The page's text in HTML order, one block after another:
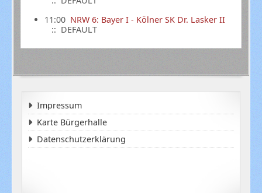
11:00 NRW 6: Bayer I - Kölner SK Dr. Lasker II
:: DEFAULT
Impressum
Karte Bürgerhalle
Datenschutzerklärung